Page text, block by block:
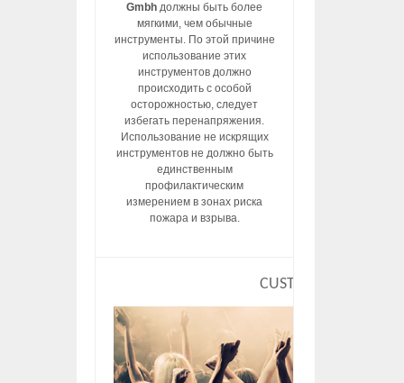
Gmbh должны быть более
мягкими, чем обычные
инструменты. По этой причине
использование этих
инструментов должно
происходить с особой
осторожностью, следует
избегать перенапряжения.
Использование не искрящих
инструментов не должно быть
единственным
профилактическим
измерением в зонах риска
пожара и взрыва.
CUSTOM HTML